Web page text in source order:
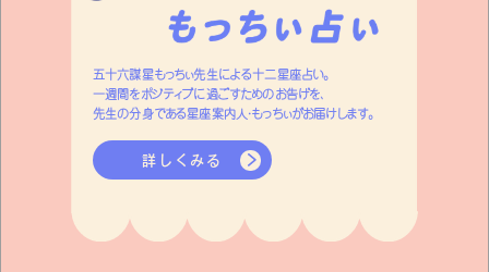
五十六謀星もっちぃ先生による十二星座占い。
一週間をポジティブに過ごすためのお告げを、
先生の分身である星座案内人・もっちぃがお届けします。
詳しくみる